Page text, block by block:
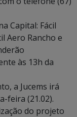
Capital: Fácil
Aero Rancho e
às 13h da
a Jucems irá
feira (21.02).
do projeto